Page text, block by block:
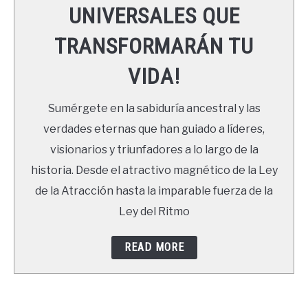
LEYES UNIVERSALES
RECURSOS
NEWSLETTER
UNIVERSALES QUE
TRANSFORMARÁN TU
VIDA!
Sumérgete en la sabiduría ancestral y las
verdades eternas que han guiado a líderes,
visionarios y triunfadores a lo largo de la
historia. Desde el atractivo magnético de la Ley
de la Atracción hasta la imparable fuerza de la
Ley del Ritmo
READ MORE